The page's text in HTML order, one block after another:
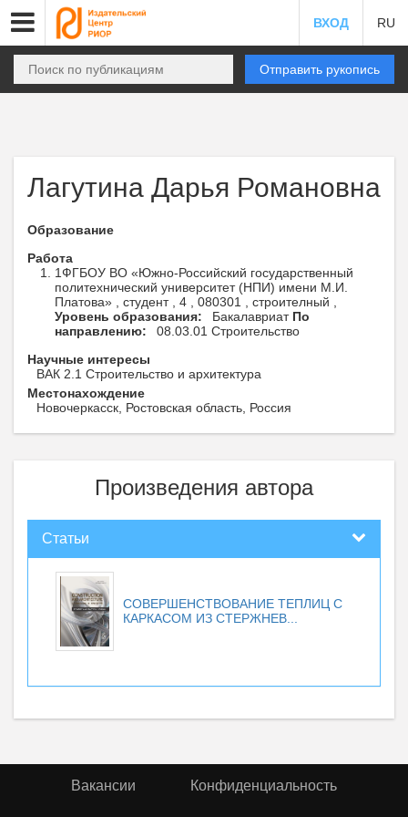
ВХОД RU
Отправить рукопись
Лагутина Дарья Романовна
Образование
Работа
1ФГБОУ ВО «Южно-Российский государственный
политехнический университет (НПИ) имени М.И.
Платова» , студент , 4 , 080301 , строителный ,
Уровень образования:
Бакалавриат По
направлению:
08.03.01 Строительство
Научные интересы
ВАК 2.1 Строительство и архитектура
Местонахождение
Новочеркасск, Ростовская область, Россия
Произведения автора
Статьи
СОВЕРШЕНСТВОВАНИЕ ТЕПЛИЦ С
КАРКАСОМ ИЗ СТЕРЖНЕВ...
Вакансии Конфиденциальность